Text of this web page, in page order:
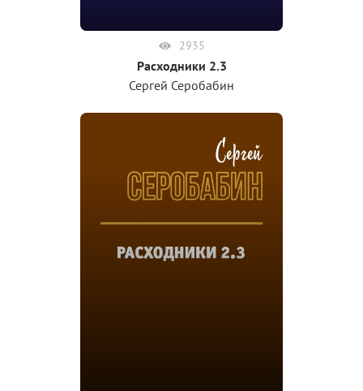
2935
Расходники 2.3
Сергей Серобабин